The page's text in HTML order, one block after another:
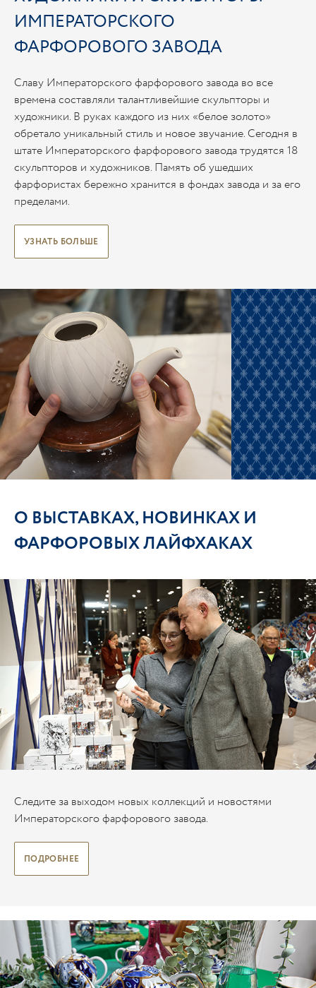
ИМПЕРАТОРСКОГО
ФАРФОРОВОГО ЗАВОДА
Славу Императорского фарфорового завода во все
времена составляли талантливейшие скульпторы и
художники. В руках каждого из них «белое золото»
обретало уникальный стиль и новое звучание. Сегодня в
штате Императорского фарфорового завода трудятся 18
скульпторов и художников. Память об ушедших
фарфористах бережно хранится в фондах завода и за его
пределами.
УЗНАТЬ БОЛЬШЕ
О ВЫСТАВКАХ, НОВИНКАХ И
ФАРФОРОВЫХ ЛАЙФХАКАХ
Следите за выходом новых коллекций и новостями
Императорского фарфорового завода.
ПОДРОБНЕЕ